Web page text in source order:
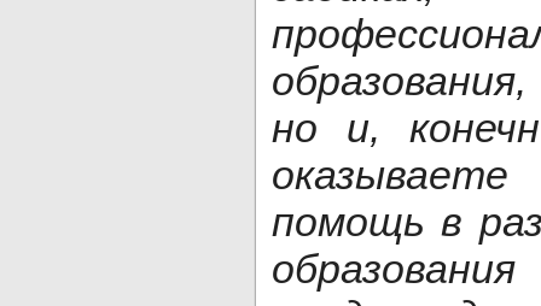
но и,
помощь в